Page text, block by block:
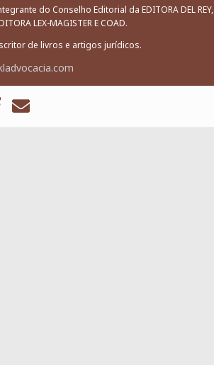
do Conselho Editorial da EDITORA DEL REY,
LEX-MAGISTER E COAD.
de livros e artigos jurídicos.